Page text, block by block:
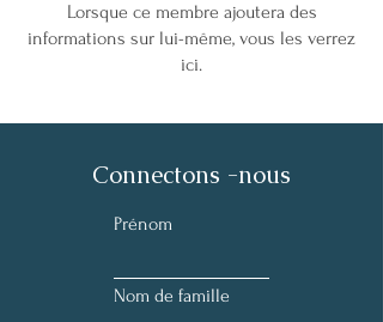
Lorsque ce membre ajoutera des
informations sur lui-même, vous les verrez
ici.
Connectons -nous
Prénom
Nom de famille